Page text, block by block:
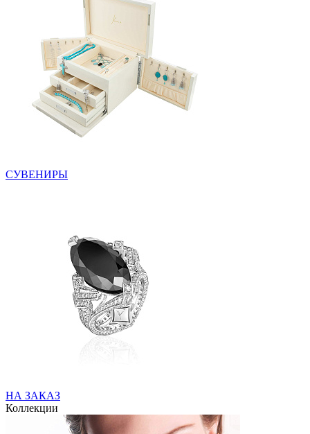
СУВЕНИРЫ
НА ЗАКАЗ
Коллекции